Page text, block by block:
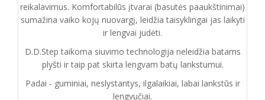
reikalavimus. Komfortabilūs įtvarai (basutės paaukštinimai)
sumažina vaiko kojų nuovargį, leidžia taisyklingai jas laikyti
ir lengvai judėti.
D.D.Step taikoma siuvimo technologija neleidžia batams
plyšti ir taip pat skirta lengvam batų lankstumui.
Padai - guminiai, neslystantys, ilgalaikiai, labai lankstūs ir
lengvučiai.